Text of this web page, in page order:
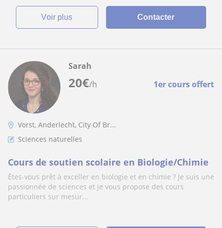
voir plus Contacter
20€/h 1er cours offert
Sarah
Vorst, Anderlecht, City Of Br...
Sciences naturelles
Cours de soutien scolaire en Biologie/Chimie
Êtes-vous prêt à exceller en biologie et en chimie ? Je suis une
passionnée de sciences et je vous propose des cours
particuliers sur mesur...